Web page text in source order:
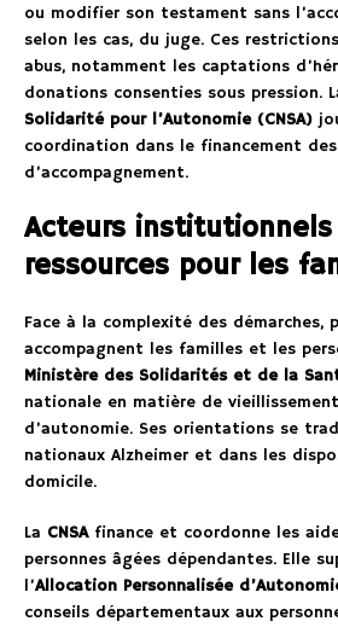
ou modifier son testament sans
selon les cas, du juge. Ces
abus, notamment les captations
donations consenties sous pression.
Solidarité pour l’Autonomie (CNSA)
coordination dans le financement
d’accompagnement.
Acteurs
ressources pour les
Face à la complexité des démarches,
accompagnent les familles et les
Ministère des Solidarités et de la
nationale en matière de
d’autonomie. Ses orientations se
nationaux Alzheimer et dans les
domicile.
La CNSAfinance et coordonne les
personnes âgées dépendantes. Elle
l’Allocation Personnalisée
conseils départementaux aux